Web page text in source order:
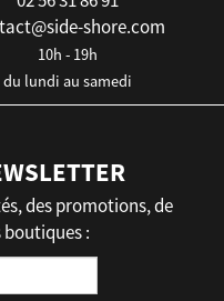
shore.com
10h - 19h
du lundi au samedi
des promotions, de
boutiques :